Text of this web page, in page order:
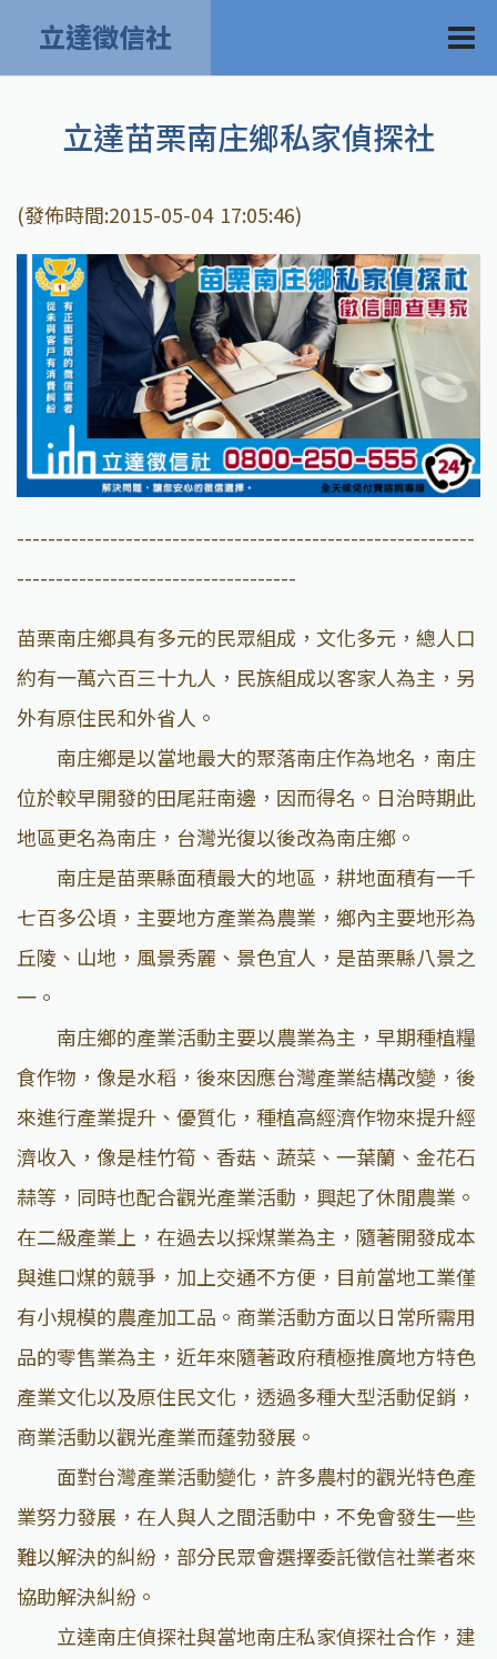
立達徵信社
立達苗栗南庄鄉私家偵探社
(發佈時間:2015-05-04 17:05:46)
-----------------------------------------------------------
------------------------------------
苗栗南庄鄉具有多元的民眾組成，文化多元，總人口
約有一萬六百三十九人，民族組成以客家人為主，另
外有原住民和外省人。
南庄鄉是以當地最大的聚落南庄作為地名，南庄
位於較早開發的田尾莊南邊，因而得名。日治時期此
地區更名為南庄，台灣光復以後改為南庄鄉。
南庄是苗栗縣面積最大的地區，耕地面積有一千
七百多公頃，主要地方產業為農業，鄉內主要地形為
丘陵、山地，風景秀麗、景色宜人，是苗栗縣八景之
一。
南庄鄉的產業活動主要以農業為主，早期種植糧
食作物，像是水稻，後來因應台灣產業結構改變，後
來進行產業提升、優質化，種植高經濟作物來提升經
濟收入，像是桂竹筍、香菇、蔬菜、一葉蘭、金花石
蒜等，同時也配合觀光產業活動，興起了休閒農業。
在二級產業上，在過去以採煤業為主，隨著開發成本
與進口煤的競爭，加上交通不方便，目前當地工業僅
有小規模的農產加工品。商業活動方面以日常所需用
品的零售業為主，近年來隨著政府積極推廣地方特色
產業文化以及原住民文化，透過多種大型活動促銷，
商業活動以觀光產業而蓬勃發展。
面對台灣產業活動變化，許多農村的觀光特色產
業努力發展，在人與人之間活動中，不免會發生一些
難以解決的糾紛，部分民眾會選擇委託徵信社業者來
協助解決糾紛。
立達南庄偵探社與當地南庄私家偵探社合作，建